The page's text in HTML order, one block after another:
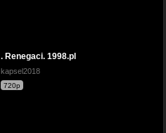
. Renegaci. 1998.pl
kapsel2018
720p